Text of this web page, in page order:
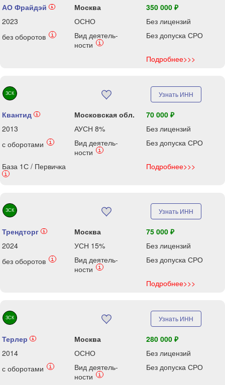
АО Фрайдэй i Москва
350 000 ₽
2023
ОСНО
Без лицензий
без оборотов
i
Вид деятель-
ности
i
Без допуска СРО
Подробнее>>>
ЗСК Узнать ИНН
Квантид i Московская обл.
70 000 ₽
2013
АУСН 8%
Без лицензий
с оборотами
i
Вид деятель-
ности
i
Без допуска СРО
База 1С / Первичка
i
Подробнее>>>
ЗСК Узнать ИНН
Трендторг i Москва
75 000 ₽
2024
УСН 15%
Без лицензий
без оборотов
i
Вид деятель-
ности
i
Без допуска СРО
Подробнее>>>
ЗСК Узнать ИНН
Терлер i Москва
280 000 ₽
2014
ОСНО
Без лицензий
с оборотами
i
Вид деятель-
ности
i
Без допуска СРО